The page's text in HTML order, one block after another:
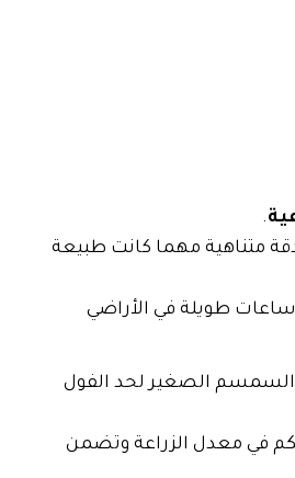
.
متناهية مهما كانت طبيعة
ساعات طويلة في الأراضي
الصغير لحد الفول
في معدل الزراعة وتضمن